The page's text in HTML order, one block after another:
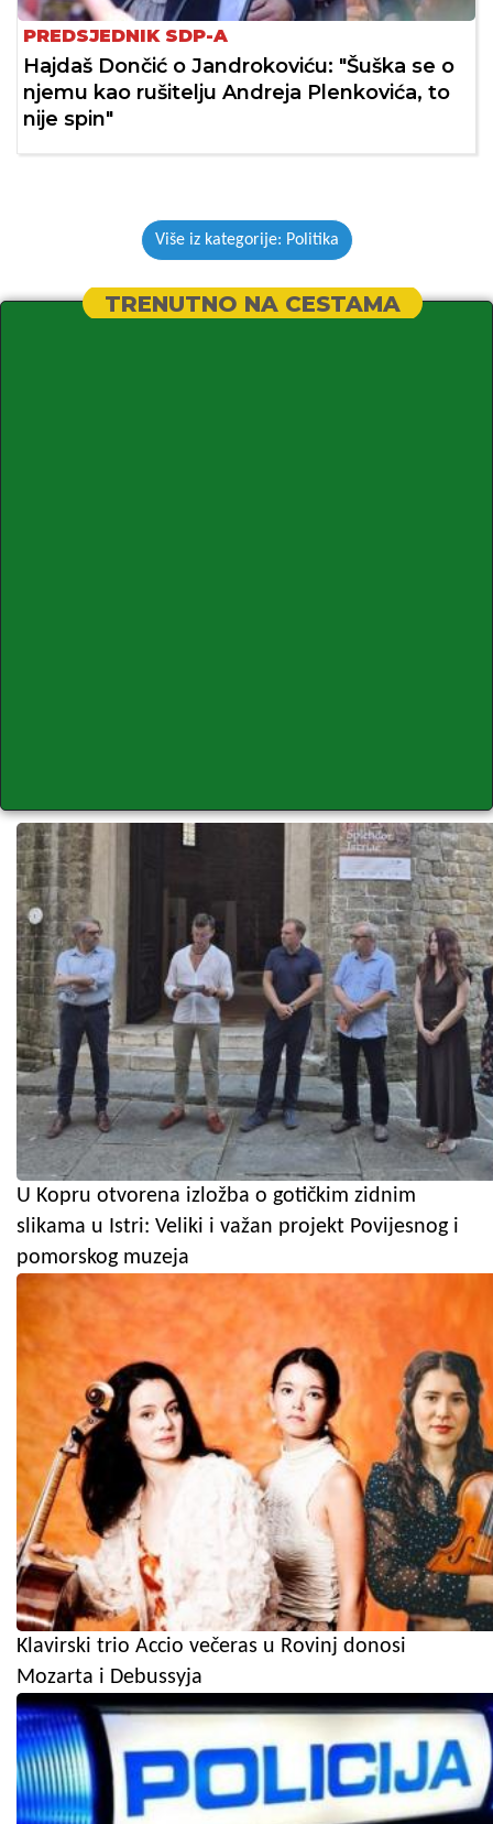
PREDSJEDNIK SDP-A
Hajdaš Dončić o Jandrokoviću: "Šuška se o
njemu kao rušitelju Andreja Plenkovića, to
nije spin"
Više iz kategorije: Politika
TRENUTNO NA CESTAMA
U Kopru otvorena izložba o gotičkim zidnim
slikama u Istri: Veliki i važan projekt Povijesnog i
pomorskog muzeja
Klavirski trio Accio večeras u Rovinj donosi
Mozarta i Debussyja